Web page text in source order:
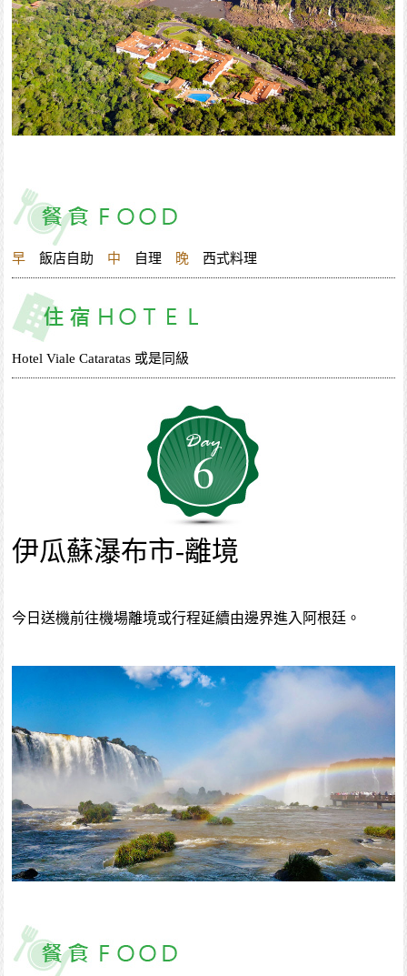
早 飯店自助 中 自理 晚 西式料理
Hotel Viale Cataratas 或是同級
6
伊瓜蘇瀑布市-離境
今日送機前往機場離境或行程延續由邊界進入阿根廷。